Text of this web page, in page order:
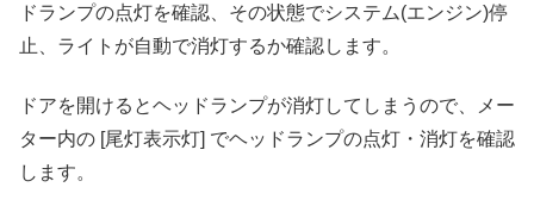
ドランプの点灯を確認、その状態でシステム(エンジン)停
止、ライトが自動で消灯するか確認します。
ドアを開けるとヘッドランプが消灯してしまうので、メー
ター内の [尾灯表示灯] でヘッドランプの点灯・消灯を確認
します。